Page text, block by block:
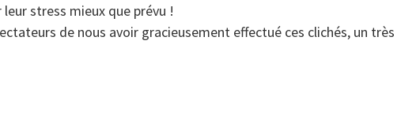
stress mieux que prévu !
de nous avoir gracieusement effectué ces clichés, un très